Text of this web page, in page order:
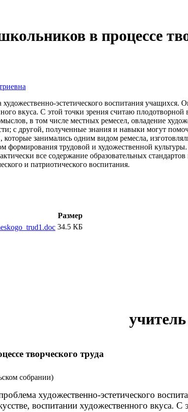
в процессе
эстетического воспитания учащихся.
вкуса. С этой точки зрения считаю
в том числе местных ремесел, овладение
с другой, полученные знания и навыки могут
занимались одним видом ремесла,
формирования трудовой и художественной
все содержание образовательных
и патриотического воспитания.
Размер
34.5 КБ
творческого труда
собрании)
художественно-эстетического
воспитании художественного вкуса.